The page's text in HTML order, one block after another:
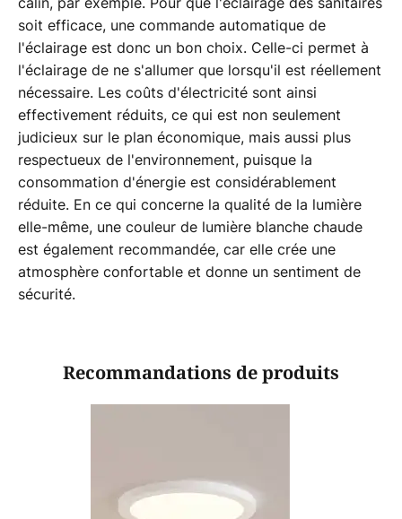
soit efficace, une commande automatique de
l'éclairage est donc un bon choix. Celle-ci permet à
l'éclairage de ne s'allumer que lorsqu'il est réellement
nécessaire. Les coûts d'électricité sont ainsi
effectivement réduits, ce qui est non seulement
judicieux sur le plan économique, mais aussi plus
respectueux de l'environnement, puisque la
consommation d'énergie est considérablement
réduite. En ce qui concerne la qualité de la lumière
elle-même, une couleur de lumière blanche chaude
est également recommandée, car elle crée une
atmosphère confortable et donne un sentiment de
sécurité.
Recommandations de produits